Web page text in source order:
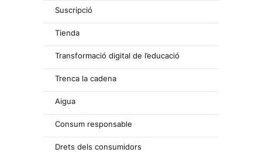
Suscripció
Tienda
Transformació digital de l’educació
Trenca la cadena
Aigua
Consum responsable
Drets dels consumidors